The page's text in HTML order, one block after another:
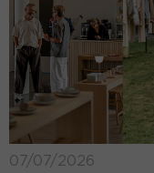
07/07/2026